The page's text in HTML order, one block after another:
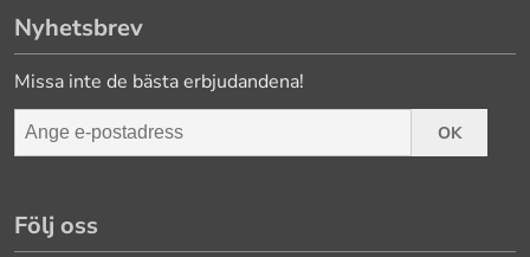
Nyhetsbrev
Missa inte de bästa erbjudandena!
OK
Följ oss